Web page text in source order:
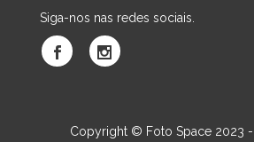
Siga-nos nas redes sociais.
Copyright © Foto Space 2023